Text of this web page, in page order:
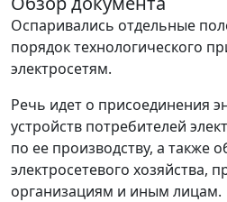
Оспаривались отдельные
порядок технологического
электросетям.
Речь идет о присоединения
устройств потребителей
по ее производству, а также
электросетевого хозяйства,
организациям и иным лицам.